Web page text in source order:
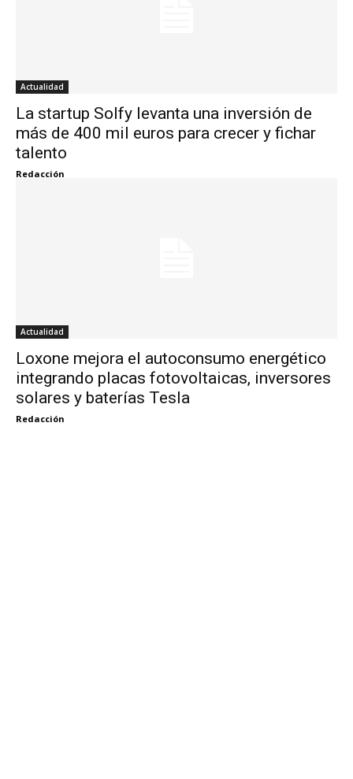
Actualidad
La startup Solfy levanta una inversión de
más de 400 mil euros para crecer y fichar
talento
Redacción
Actualidad
Loxone mejora el autoconsumo energético
integrando placas fotovoltaicas, inversores
solares y baterías Tesla
Redacción